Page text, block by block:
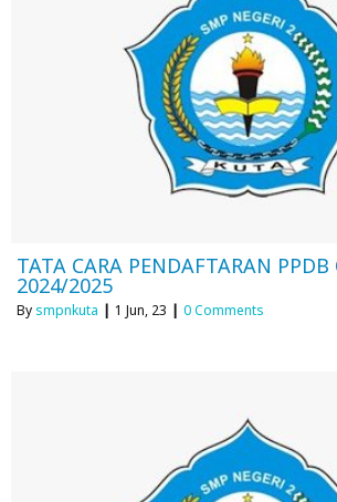
TATA CARA PENDAFTARAN
2024/2025
By smpnkuta | 1 Jun, 23 | 0 Comments